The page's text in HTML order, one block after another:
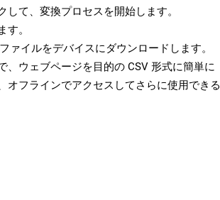
して、変換プロセスを開始します。
。
ァイルをデバイスにダウンロードします。
、ウェブページを目的の CSV 形式に簡単に
オフラインでアクセスしてさらに使用できる